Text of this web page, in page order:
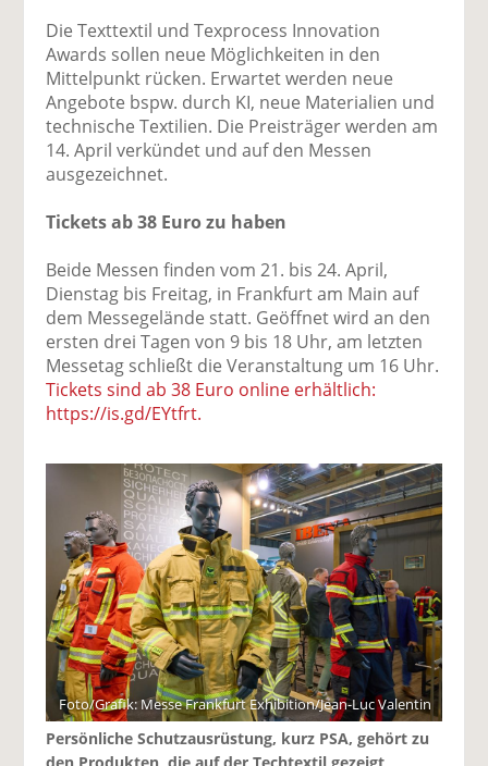
Die Texttextil und Texprocess Innovation
Awards sollen neue Möglichkeiten in den
Mittelpunkt rücken. Erwartet werden neue
Angebote bspw. durch KI, neue Materialien und
technische Textilien. Die Preisträger werden am
14. April verkündet und auf den Messen
ausgezeichnet.
Tickets ab 38 Euro zu haben
Beide Messen finden vom 21. bis 24. April,
Dienstag bis Freitag, in Frankfurt am Main auf
dem Messegelände statt. Geöffnet wird an den
ersten drei Tagen von 9 bis 18 Uhr, am letzten
Messetag schließt die Veranstaltung um 16 Uhr.
Tickets sind ab 38 Euro online erhältlich:
https://is.gd/EYtfrt.
Foto/Grafik: Messe Frankfurt Exhibition/Jean-Luc Valentin
Persönliche Schutzausrüstung, kurz PSA, gehört zu